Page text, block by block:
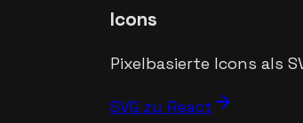
Icons
Pixelbasierte Icons als
SVG zu React arrow_forward